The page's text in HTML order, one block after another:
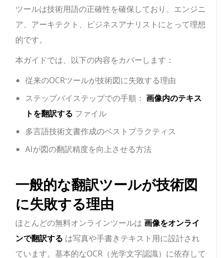
ツールは技術用語の正確性を確保しており、エンジニ
ア、アーキテクト、ビジネスアナリストにとって理想
的です。
本ガイドでは、以下の内容をカバーします：
従来のOCRツールが技術図に失敗する理由
ステップバイステップでの手順：画像内のテキス
トを翻訳する ファイル
多言語技術文書作成のベストプラクティス
AIが図の翻訳精度を向上させる方法
一般的な翻訳ツールが技術図
に失敗する理由
ほとんどの無料オンラインツールは画像をオンライ
ンで翻訳する は写真や手書きテキスト用に設計され
ています。基本的なOCR（光学文字認識）に依存して